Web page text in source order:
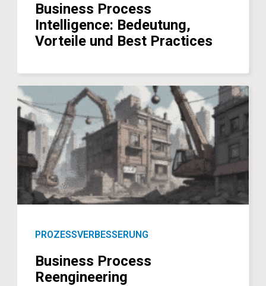
Business Process
Intelligence: Bedeutung,
Vorteile und Best Practices
PROZESSVERBESSERUNG
Business Process
Reengineering